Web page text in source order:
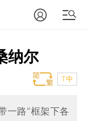
纳尔
T中
一路”框架下各